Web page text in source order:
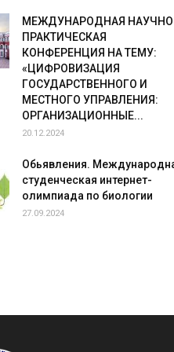
МЕЖДУНАРОДНАЯ
ПРАКТИЧЕСКАЯ
КОНФЕРЕНЦИЯ НА ТЕМУ:
«ЦИФРОВИЗАЦИЯ
ГОСУДАРСТВЕННОГО И
МЕСТНОГО УПРАВЛЕНИЯ:
ОРГАНИЗАЦИОННЫЕ...
20.12.2024
Обьявления.
студенческая интернет-
олимпиада по биологии
27.09.2024